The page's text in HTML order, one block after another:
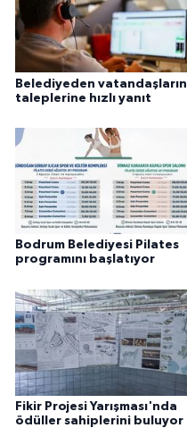
Belediyeden vatandaşların
taleplerine hızlı yanıt
Bodrum Belediyesi Pilates
programını başlatıyor
Fikir Projesi Yarışması'nda
ödüller sahiplerini buluyor